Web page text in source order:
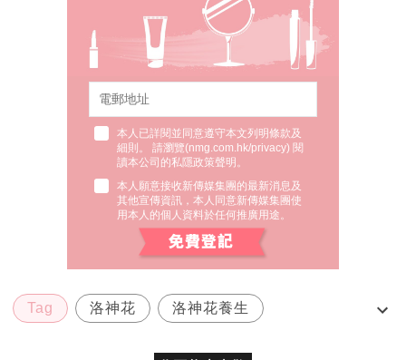
本人已詳閱並同意遵守本文列明條款及
細則。 請瀏覽(nmg.com.hk/privacy) 閱
讀本公司的私隱政策聲明。
本人願意接收新傳媒集團的最新消息及
其他宣傳資訊，本人同意新傳媒集團使
用本人的個人資料於任何推廣用途。
Tag 洛神花 洛神花養生
洛神花養生食譜
你可能也喜歡